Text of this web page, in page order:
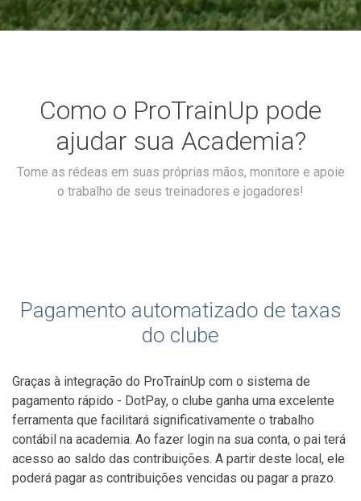
Como o ProTrainUp pode
ajudar sua Academia?
Tome as rédeas em suas próprias mãos, monitore e apoie
o trabalho de seus treinadores e jogadores!
Pagamento automatizado de taxas
do clube
Graças à integração do ProTrainUp com o sistema de
pagamento rápido - DotPay, o clube ganha uma excelente
ferramenta que facilitará significativamente o trabalho
contábil na academia. Ao fazer login na sua conta, o pai terá
acesso ao saldo das contribuições. A partir deste local, ele
poderá pagar as contribuições vencidas ou pagar a prazo.